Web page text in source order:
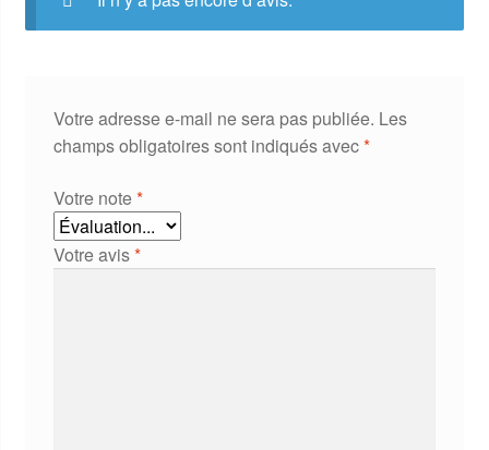
Votre adresse e-mail ne sera pas publiée. Les
champs obligatoires sont indiqués avec*
Votre note*
Votre avis*